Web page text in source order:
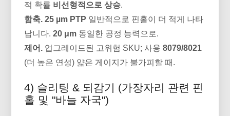
적 확률 비선형적으로 상승.
함축. 25 µm PTP 일반적으로 핀홀이 더 적게 나타
납니다.20 μm 동일한 공정 능력으로.
제어. 업그레이드된 고위험 SKU; 사용8079/8021
(더 높은 연성) 얇은 게이지가 불가피할 때.
4) 슬리팅 & 되감기 (가장자리 관련 핀
홀 및 "바늘 자국")